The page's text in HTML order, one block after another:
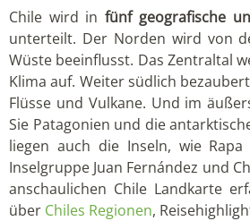
Chile wird infünf geografische
unterteilt. Der Norden wird von
Wüste beeinflusst. Das Zentraltal
Klima auf. Weiter südlich
Flüsse und Vulkane. Und im
Sie Patagonien und die
liegen auch die Inseln, wie
Inselgruppe Juan Fernández und
anschaulichen Chile Landkarte
über Chiles Regionen,